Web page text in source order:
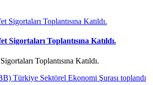
Toplantısına Katıldı.
Toplantısına Katıldı.